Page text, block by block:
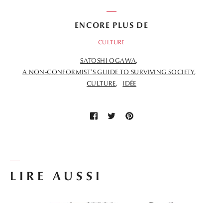
LIRE AUSSI
ENCORE PLUS DE
CULTURE
SATOSHI OGAWA
A NON-CONFORMIST’S GUIDE TO SURVIVING SOCIETY
CULTURE
IDÉE